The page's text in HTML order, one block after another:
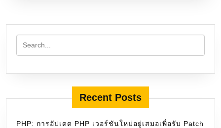
Recent Posts
PHP: การอัปเดต PHP เวอร์ชันใหม่อยู่เสมอเพื่อรับ Patch